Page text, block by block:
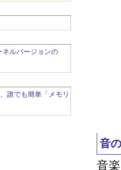
ネルバージョンの
誰でも簡単「メモリ
音
音